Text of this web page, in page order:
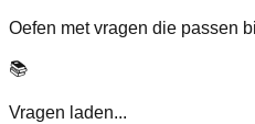
Oefen met vragen die passen
📚
Vragen laden...